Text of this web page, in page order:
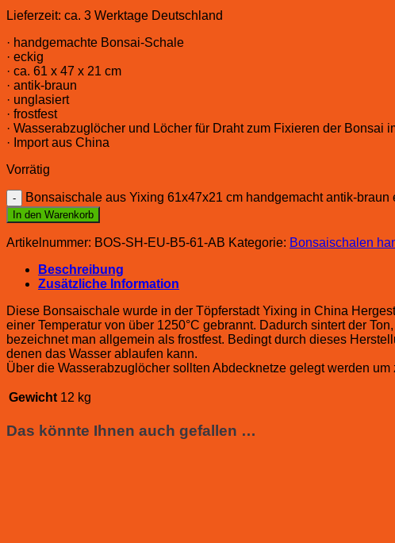
Lieferzeit: ca. 3 Werktage Deutschland
· handgemachte Bonsai-Schale
· eckig
· ca. 61 x 47 x 21 cm
· antik-braun
· unglasiert
· frostfest
· Wasserabzuglöcher und Löcher für Draht zum Fixieren der Bonsai
· Import aus China
Vorrätig
Bonsaischale aus Yixing 61x47x21 cm handgemacht antik-
In den Warenkorb
Artikelnummer: BOS-SH-EU-B5-61-AB Kategorie: Bonsaischalen
Beschreibung
Zusätzliche Information
Diese Bonsaischale wurde in der Töpferstadt Yixing in China
einer Temperatur von über 1250°C gebrannt. Dadurch sintert der
bezeichnet man allgemein als frostfest. Bedingt durch dieses
denen das Wasser ablaufen kann.
Über die Wasserabzuglöcher sollten Abdecknetze gelegt werden
Gewicht 12 kg
Das könnte Ihnen auch gefallen …